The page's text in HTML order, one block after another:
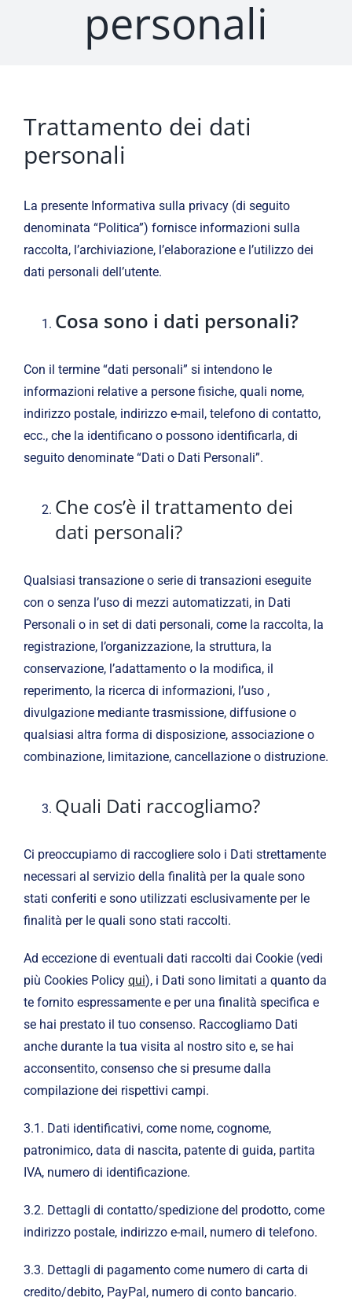
personali
Trattamento dei dati
personali
La presente Informativa sulla privacy (di seguito
denominata “Politica”) fornisce informazioni sulla
raccolta, l’archiviazione, l’elaborazione e l’utilizzo dei
dati personali dell’utente.
Cosa sono i dati personali?
Con il termine “dati personali” si intendono le
informazioni relative a persone fisiche, quali nome,
indirizzo postale, indirizzo e-mail, telefono di contatto,
ecc., che la identificano o possono identificarla, di
seguito denominate “Dati o Dati Personali”.
Che cos’è il trattamento dei
dati personali?
Qualsiasi transazione o serie di transazioni eseguite
con o senza l’uso di mezzi automatizzati, in Dati
Personali o in set di dati personali, come la raccolta, la
registrazione, l’organizzazione, la struttura, la
conservazione, l’adattamento o la modifica, il
reperimento, la ricerca di informazioni, l’uso ,
divulgazione mediante trasmissione, diffusione o
qualsiasi altra forma di disposizione, associazione o
combinazione, limitazione, cancellazione o distruzione.
Quali Dati raccogliamo?
Ci preoccupiamo di raccogliere solo i Dati strettamente
necessari al servizio della finalità per la quale sono
stati conferiti e sono utilizzati esclusivamente per le
finalità per le quali sono stati raccolti.
Ad eccezione di eventuali dati raccolti dai Cookie (vedi
più Cookies Policy qui), i Dati sono limitati a quanto da
te fornito espressamente e per una finalità specifica e
se hai prestato il tuo consenso. Raccogliamo Dati
anche durante la tua visita al nostro sito e, se hai
acconsentito, consenso che si presume dalla
compilazione dei rispettivi campi.
3.1. Dati identificativi, come nome, cognome,
patronimico, data di nascita, patente di guida, partita
IVA, numero di identificazione.
3.2. Dettagli di contatto/spedizione del prodotto, come
indirizzo postale, indirizzo e-mail, numero di telefono.
3.3. Dettagli di pagamento come numero di carta di
credito/debito, PayPal, numero di conto bancario.